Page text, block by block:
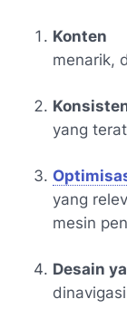
Konten
menarik,
yang
yang
mesin
Desain